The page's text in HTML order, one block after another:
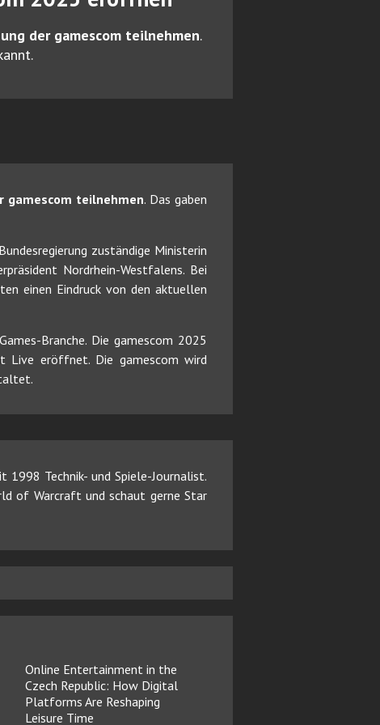
der gamescom teilnehmen.
gamescom teilnehmen. Das gaben
zuständige Ministerin
Nordrhein-Westfalens. Bei
einen Eindruck von den aktuellen
Branche. Die gamescom 2025
Live eröffnet. Die gamescom wird
1998 Technik- und Spiele-Journalist.
of Warcraft und schaut gerne Star
Online Entertainment in the
Czech Republic: How Digital
Platforms Are Reshaping
Leisure Time